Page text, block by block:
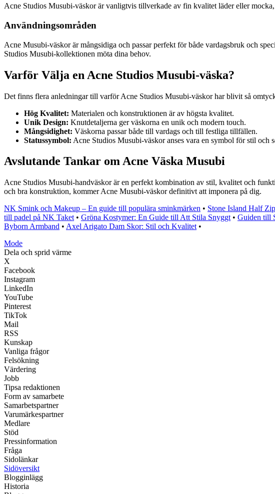
Acne Studios Musubi-väskor är vanligtvis tillverkade av fin kvalitet läder eller
Användningsområden
Acne Musubi-väskor är mångsidiga och passar perfekt för både vardagsbruk och
Studios Musubi-kollektionen möta dina behov.
Varför Välja en Acne Studios Musubi-väska?
Det finns flera anledningar till varför Acne Studios Musubi-väskor har blivit så
Hög Kvalitet: Materialen och konstruktionen är av högsta kvalitet.
Unik Design: Knutdetaljerna ger väskorna en unik och modern touch.
Mångsidighet: Väskorna passar både till vardags och till festliga tillfällen.
Statussymbol: Acne Studios Musubi-väskor anses vara en symbol för stil och
Avslutande Tankar om Acne Väska Musubi
Acne Studios Musubi-handväskor är en perfekt kombination av stil, kvalitet och
och bra konstruktion, kommer Acne Musubi-väskor definitivt att imponera på dig.
NK Smink och Makeup – En guide till populära sminkmärken • Stone Island Half
till padel på NK Taket • Gröna Kostymer: En Guide till Att Stila Snyggt • Guiden till
Byborn Armband • Axel Arigato Dam Skor: Stil och Kvalitet •
Mode
Dela och sprid värme
X
Facebook
Instagram
LinkedIn
YouTube
Pinterest
TikTok
Mail
RSS
Kunskap
Vanliga frågor
Felsökning
Värdering
Jobb
Tipsa redaktionen
Form av samarbete
Samarbetspartner
Varumärkespartner
Medlare
Stöd
Pressinformation
Fråga
Sidolänkar
Sidöversikt
Blogginlägg
Historia